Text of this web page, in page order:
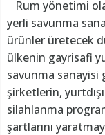
Rum yönetimi
yerli savunma
ürünler üretecek
ülkenin gayrisafi
savunma sanayisi
şirketlerin,
silahlanma
şartlarını